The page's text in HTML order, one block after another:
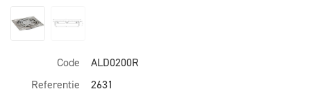
Code
ALD0200R
Referentie
2631